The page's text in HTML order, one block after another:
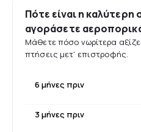
Πότε είναι η καλύτερη
αγοράσετε
Μάθετε πόσο νωρίτερα
πτήσεις μετ' επιστροφής.
6 μήνες πριν
3 μήνες πριν